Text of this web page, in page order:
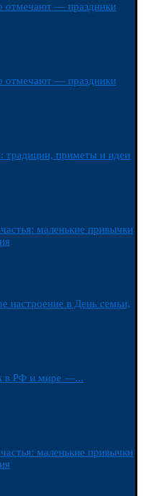
отмечают — праздники
отмечают — праздники
традиции, приметы и идеи
маленькие привычки
настроение в День семьи,
в РФ и мире —...
маленькие привычки